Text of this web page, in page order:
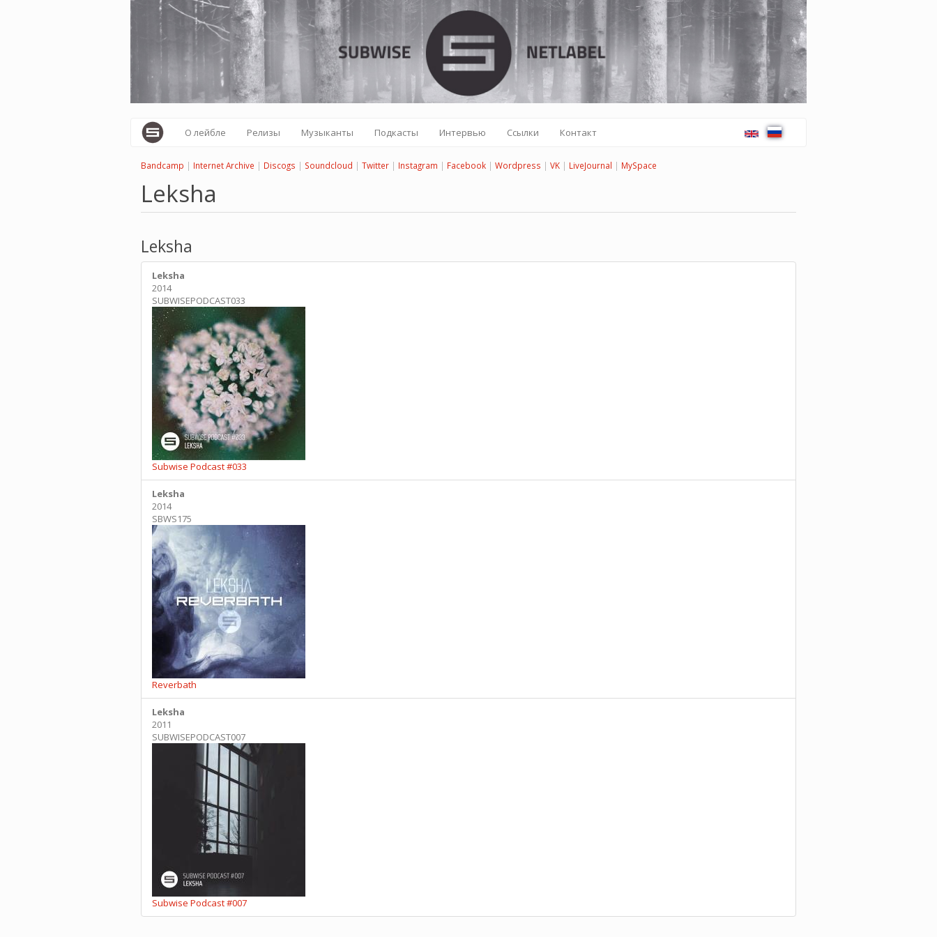
О лейбле Релизы Музыканты Подкасты Интервью Ссылки Контакт
Bandcamp | Internet Archive | Discogs | Soundcloud | Twitter | Instagram | Facebook | Wordpress | VK | LiveJournal | MySpace
Leksha
Leksha
Leksha
2014
SUBWISEPODCAST033
Subwise Podcast #033
Leksha
2014
SBWS175
Reverbath
Leksha
2011
SUBWISEPODCAST007
Subwise Podcast #007